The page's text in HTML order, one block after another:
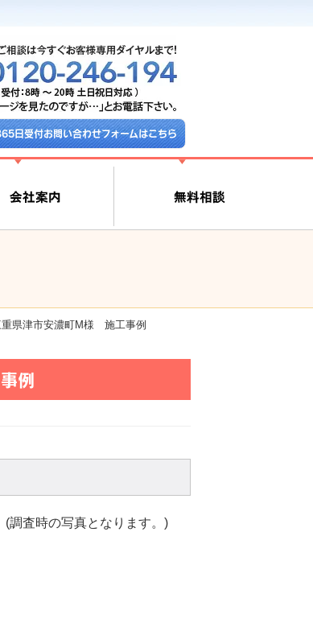
日受付お問い合わせフォームはこちら
重県津市安濃町M様 施工事例
例
(調査時の写真となります。)